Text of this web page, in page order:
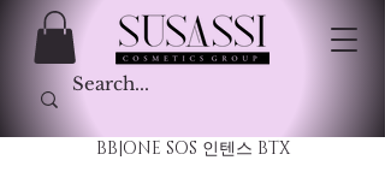
BB|ONE SOS 인텐스 BTX